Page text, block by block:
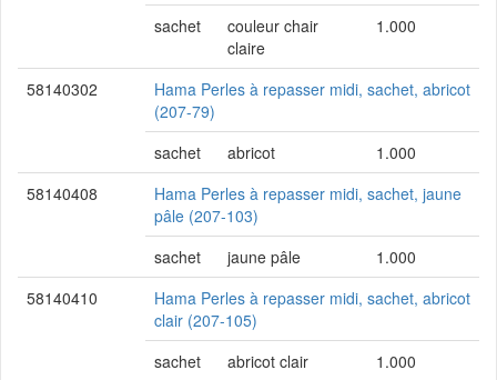
sachet
couleur chair
claire
1.000
58140302
Hama Perles à repasser midi, sachet, abricot
(207-79)
sachet
abricot
1.000
58140408
Hama Perles à repasser midi, sachet, jaune
pâle (207-103)
sachet
jaune pâle
1.000
58140410
Hama Perles à repasser midi, sachet, abricot
clair (207-105)
sachet
abricot clair 1.000